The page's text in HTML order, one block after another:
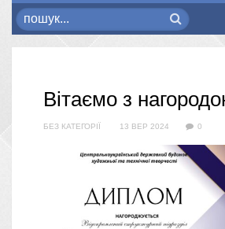
Вітаємо з
БЕЗ КАТЕГОРІЇ 13 ВЕР 2024 0